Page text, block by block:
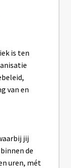
is ten
van en
jij
de
uren, mét